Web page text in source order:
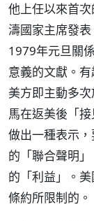
他上任以來首
濤國家主席發
1979年元旦關
意義的文獻。
美方即主動多
馬在返美後「
做出一種表示
的「聯合聲明
的「利益」。
條約所限制的。